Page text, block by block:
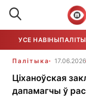
УСЕ НАВІНЫ
Палітыка 17.06.2026
Ціханоўская
дапамагчы ў